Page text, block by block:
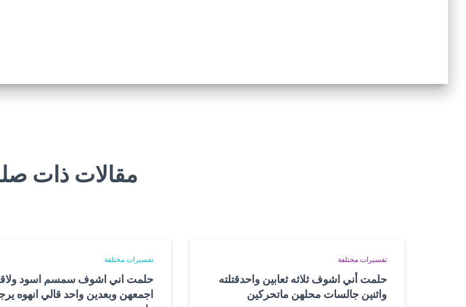
مقالات ذات
تفسيرات مختلفة
حلمت أني اشوف ثلاثه ثعابين واحدقتلته
واثنين جالسات محلهن ماتحركين
تفسيرات مختلفة
حلمت اني اشوف سمسم اسود
اجمعهن وبعدين واحد قالي انهوه